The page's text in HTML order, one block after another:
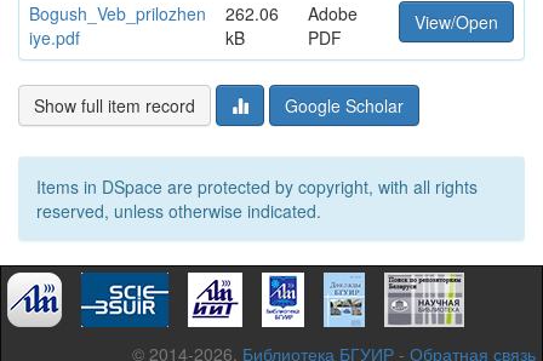
Bogush_Veb_prilozhen
iye.pdf
262.06
kB
Adobe
PDF
View/Open
Show full item record Google Scholar
Items in DSpace are protected by copyright, with all rights
reserved, unless otherwise indicated.
© 2014-2026, Библиотека БГУИР - Обратная связь